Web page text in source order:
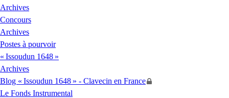
Archives
Concours
Archives
Postes à pourvoir
« Issoudun 1648 »
Archives
Blog « Issoudun 1648 » - Clavecin en France
Le Fonds Instrumental